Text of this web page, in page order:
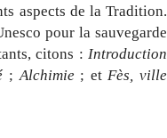
aspects de la Tradition.
pour la sauvegarde
citons : Introduction
;Alchimie ; etFès, ville